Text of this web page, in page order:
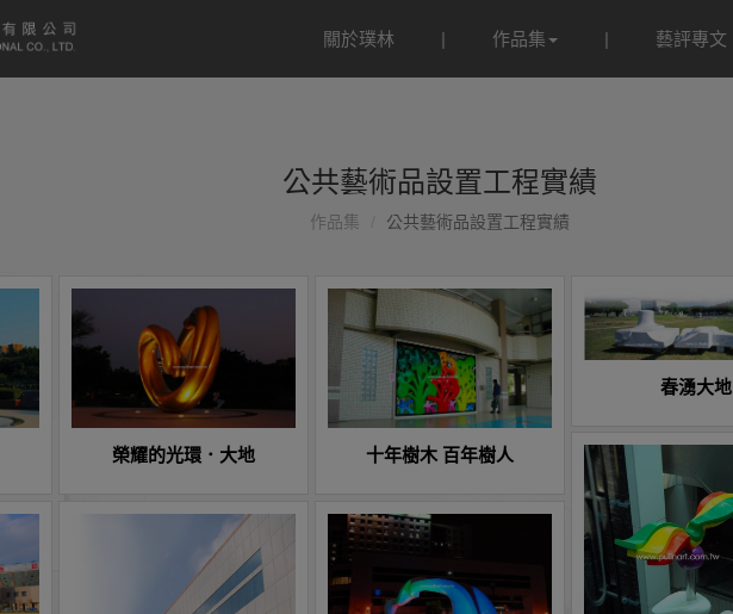
關於璞林 作品集 藝評專文
公共藝術品設置工程實績
作品集 公共藝術品設置工程實績
榮耀的光環．大地 十年樹木 百年樹人
春湧大地